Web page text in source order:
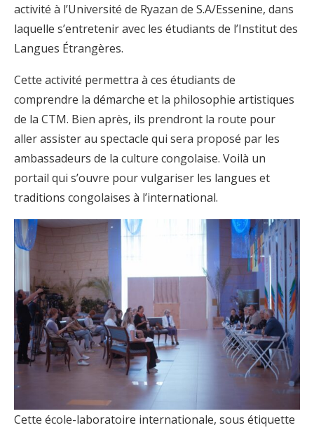
activité à l’Université de Ryazan de S.A/Essenine, dans
laquelle s’entretenir avec les étudiants de l’Institut des
Langues Étrangères.
Cette activité permettra à ces étudiants de
comprendre la démarche et la philosophie artistiques
de la CTM. Bien après, ils prendront la route pour
aller assister au spectacle qui sera proposé par les
ambassadeurs de la culture congolaise. Voilà un
portail qui s’ouvre pour vulgariser les langues et
traditions congolaises à l’international.
Cette école-laboratoire internationale, sous étiquette